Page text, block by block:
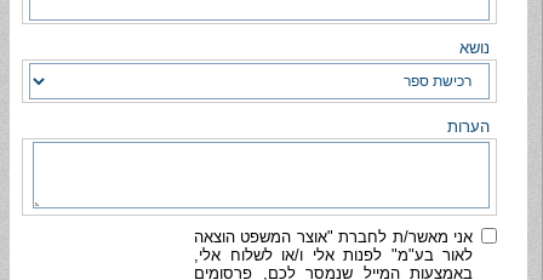
נושא
הערות
אני מאשר/ת לחברת "אוצר המשפט הוצאה
לאור בע"מ" לפנות אלי ו/או לשלוח אלי,
באמצעות המייל שנמסר לכם, פרסומים